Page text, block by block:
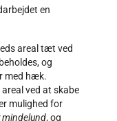
en
areal tæt ved
og
med hæk.
ved at skabe
mulighed for
mindelund, og